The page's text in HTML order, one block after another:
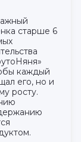
старше 6
каждый
его, но и
росту.